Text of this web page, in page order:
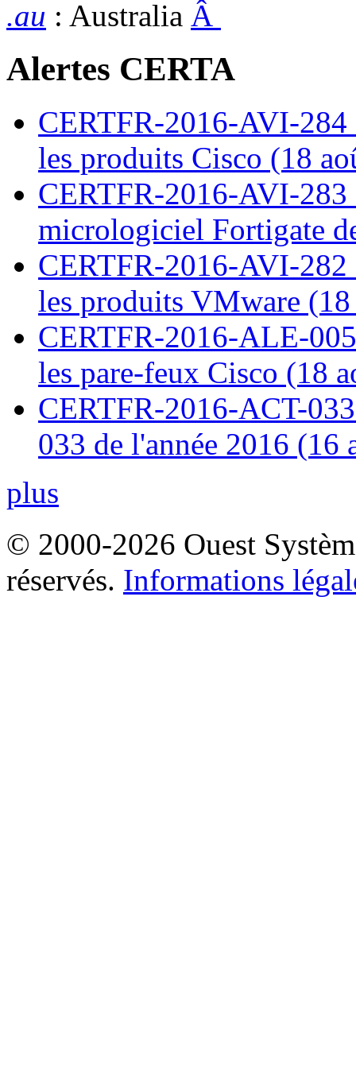
.au : Australia Â
Alertes CERTA
CERTFR-2016-AVI-
les produits Cisco (18
CERTFR-2016-AVI-
micrologiciel Fortigate
CERTFR-2016-AVI-
les produits VMware
CERTFR-2016-ALE-
les pare-feux Cisco (18
CERTFR-2016-ACT-
033 de l'année 2016 (16
plus
© 2000-2026 Ouest
réservés. Informations